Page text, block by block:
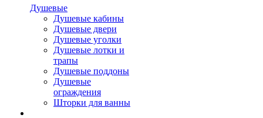
Душевые
Душевые кабины
Душевые двери
Душевые уголки
Душевые лотки и
трапы
Душевые поддоны
Душевые
ограждения
Шторки для ванны